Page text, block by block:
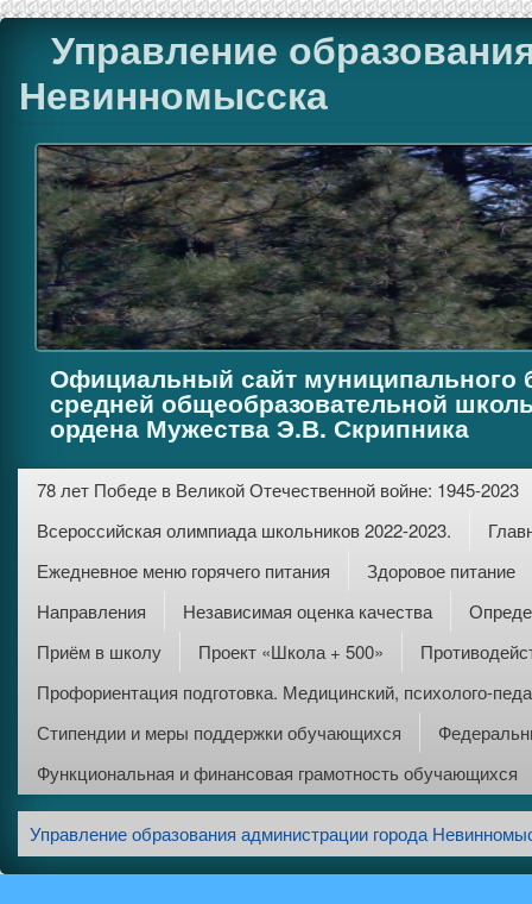
Управление
Невинномысска
Официальный сайт муниципального
средней общеобразовательной
ордена Мужества Э.В. Скрипника
78 лет Победе в Великой Отечественной войне: 1945-2023
Всероссийская олимпиада школьников 2022-2023.
Ежедневное меню горячего питания
Здоровое питание
Направления
Независимая оценка качества
Приём в школу
Проект «Школа + 500»
Профориентация подготовка. Медицинский, психолого-
Стипендии и меры поддержки обучающихся
Функциональная и финансовая грамотность обучающихся
Управление образования администрации города